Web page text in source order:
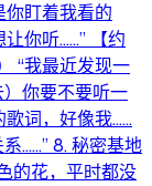
盯着我看的
你听……” 【约
“我最近发现一
你要不要听一
词，好像我……
……” 8. 秘密基地
的花，平时都没